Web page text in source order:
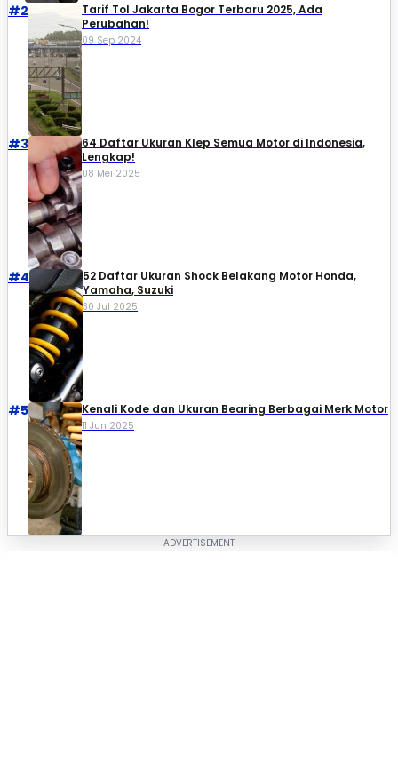
#2
Tarif Tol Jakarta Bogor Terbaru 2025, Ada
Perubahan!
09 Sep 2024
#3
64 Daftar Ukuran Klep Semua Motor di Indonesia,
Lengkap!
08 Mei 2025
#4
52 Daftar Ukuran Shock Belakang Motor Honda,
Yamaha, Suzuki​
30 Jul 2025
#5 Kenali Kode dan Ukuran Bearing Berbagai Merk Motor
11 Jun 2025